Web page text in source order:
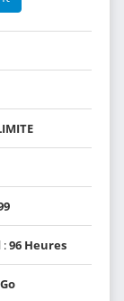
:96 Heures